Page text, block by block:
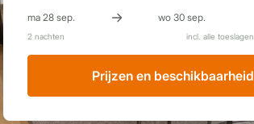
Prijzen en beschikbaarheid